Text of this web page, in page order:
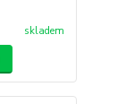
skladem